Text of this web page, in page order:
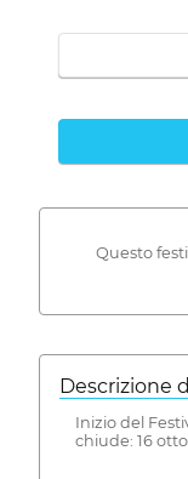
Questo
Descrizione
Inizio del
chiude: 16